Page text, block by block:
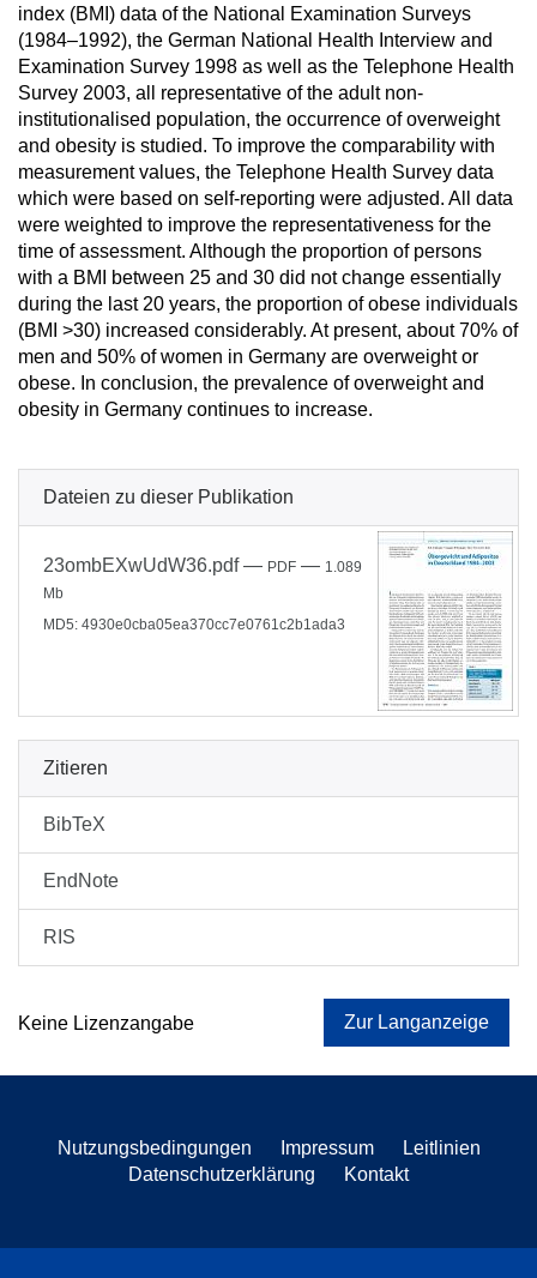
index (BMI) data of the National Examination Surveys
(1984–1992), the German National Health Interview and
Examination Survey 1998 as well as the Telephone Health
Survey 2003, all representative of the adult non-
institutionalised population, the occurrence of overweight
and obesity is studied. To improve the comparability with
measurement values, the Telephone Health Survey data
which were based on self-reporting were adjusted. All data
were weighted to improve the representativeness for the
time of assessment. Although the proportion of persons
with a BMI between 25 and 30 did not change essentially
during the last 20 years, the proportion of obese individuals
(BMI >30) increased considerably. At present, about 70% of
men and 50% of women in Germany are overweight or
obese. In conclusion, the prevalence of overweight and
obesity in Germany continues to increase.
Dateien zu dieser Publikation
23ombEXwUdW36.pdf— PDF — 1.089
Mb
MD5: 4930e0cba05ea370cc7e0761c2b1ada3
Zitieren
BibTeX
EndNote
RIS
Keine Lizenzangabe Zur Langanzeige
Nutzungsbedingungen Impressum
Leitlinien
Datenschutzerklärung
Kontakt